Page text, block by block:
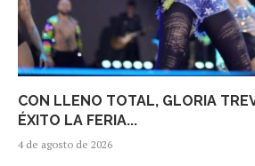
CON LLENO TOTAL, GLORIA
ÉXITO LA FERIA...
4 de agosto de 2026